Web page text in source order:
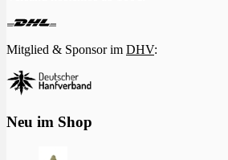
Mitglied & Sponsor im DHV:
Neu im Shop